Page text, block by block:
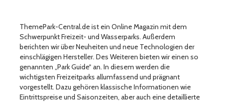
ThemePark-Central.de ist ein Online Magazin mit dem
Schwerpunkt Freizeit- und Wasserparks. Außerdem
berichten wir über Neuheiten und neue Technologien der
einschlägigen Hersteller. Des Weiteren bieten wir einen so
genannten „Park Guide“ an. In diesem werden die
wichtigsten Freizeitparks allumfassend und prägnant
vorgestellt. Dazu gehören klassische Informationen wie
Eintrittspreise und Saisonzeiten, aber auch eine detaillierte